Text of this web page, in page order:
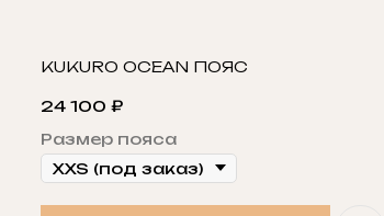
KUKURO OCEAN ПОЯС
24 100 ₽
Размер пояса